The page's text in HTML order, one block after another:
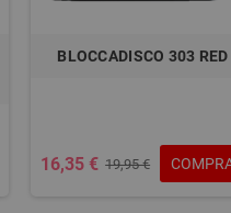
BLOCCADISCO 303 RED
16,35 € 19,95 €